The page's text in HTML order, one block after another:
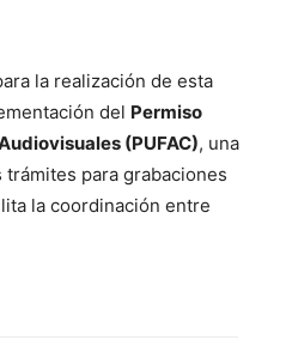
la realización de esta
del Permiso
(PUFAC), una
para grabaciones
la coordinación entre